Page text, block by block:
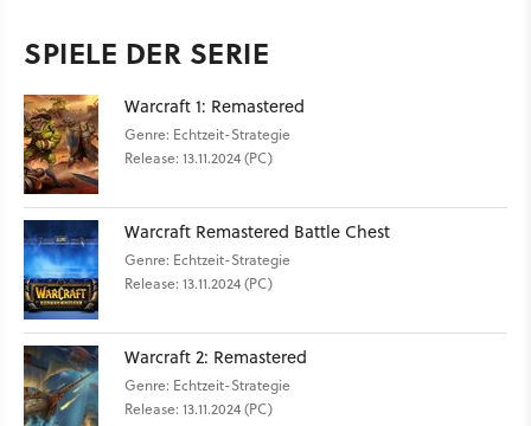
SPIELE DER SERIE
Warcraft 1: Remastered
Genre: Echtzeit-Strategie
Release: 13.11.2024 (PC)
Warcraft Remastered Battle Chest
Genre: Echtzeit-Strategie
Release: 13.11.2024 (PC)
Warcraft 2: Remastered
Genre: Echtzeit-Strategie
Release: 13.11.2024 (PC)